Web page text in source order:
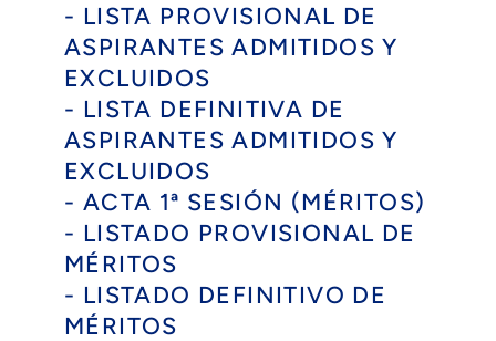
- LISTA PROVISIONAL DE
ASPIRANTES ADMITIDOS Y
EXCLUIDOS
- LISTA DEFINITIVA DE
ASPIRANTES ADMITIDOS Y
EXCLUIDOS
- ACTA 1ª SESIÓN (MÉRITOS)
- LISTADO PROVISIONAL DE
MÉRITOS
- LISTADO DEFINITIVO DE
MÉRITOS